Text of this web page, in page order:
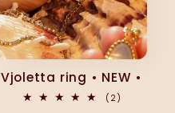
Vjoletta ring • NEW •
(2)